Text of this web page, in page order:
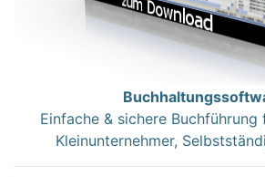
Einfache & sichere Buchführung
Kleinunternehmer,